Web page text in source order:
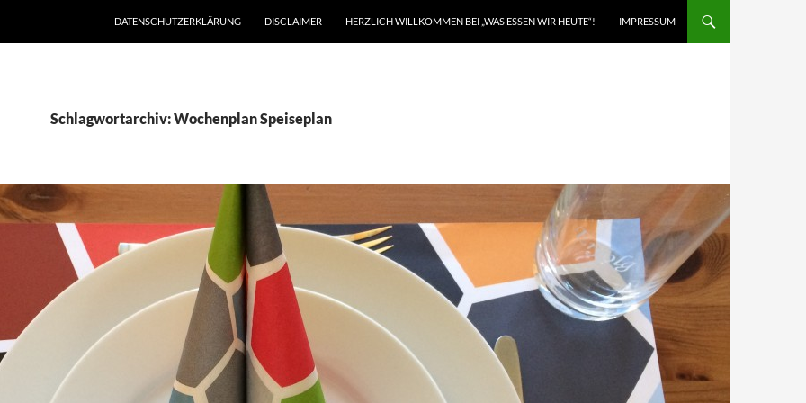
DATENSCHUTZERKLÄRUNG DISCLAIMER HERZLICH WILLKOMMEN BEI „WAS ESSEN WIR HEUTE“! IMPRESSUM
Schlagwortarchiv: Wochenplan Speiseplan